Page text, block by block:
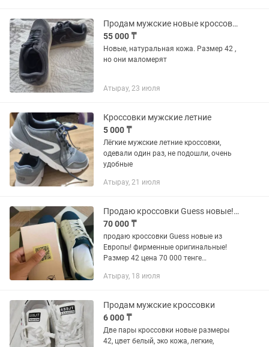
Продам мужские новые кроссовки
55 000 ₸
Новые, натуральная кожа. Размер 42 ,
но они маломерят
Атырау, 23 июля
Кроссовки мужские летние
5 000 ₸
Лёгкие мужские летние кроссовки,
одевали один раз, не подошли, очень
удобные
Атырау, 21 июля
Продаю кроссовки Guess новые! фирменные оригинальные! Размер 42
70 000 ₸
продаю кроссовки Guess новые из
Европы! фирменные оригинальные!
Размер 42 цена 70 000 тенге
Атырау, 18 июля
Продам мужские кроссовки
6 000 ₸
Две пары кроссовки новые размеры
42, цвет белый, эко кожа, легкие,